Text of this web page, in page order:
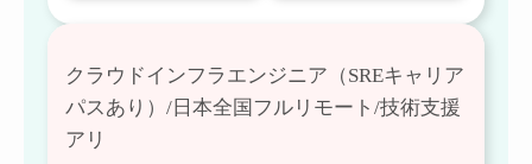
クラウドインフラエンジニア（SREキャリア
パスあり）/日本全国フルリモート/技術支援
アリ